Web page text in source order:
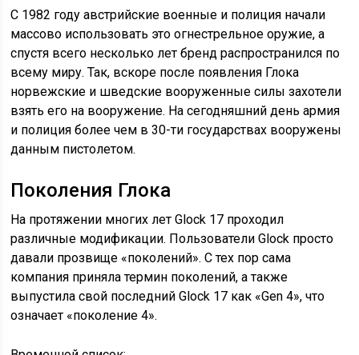
С 1982 году австрийские военные и полиция начали
массово использовать это огнестрельное оружие, а
спустя всего несколько лет бренд распространился по
всему миру. Так, вскоре после появления Глока
норвежские и шведские вооруженные силы захотели
взять его на вооружение. На сегодняшний день армия
и полиция более чем в 30-ти государствах вооружены
данным пистолетом.
Поколения Глока
На протяжении многих лет Glock 17 проходил
различные модификации. Пользователи Glock просто
давали прозвище «поколений». С тех пор сама
компания приняла термин поколений, а также
выпустила свой последний Glock 17 как «Gen 4», что
означает «поколение 4».